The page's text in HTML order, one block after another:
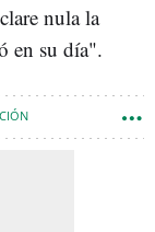
nula la
en su día".